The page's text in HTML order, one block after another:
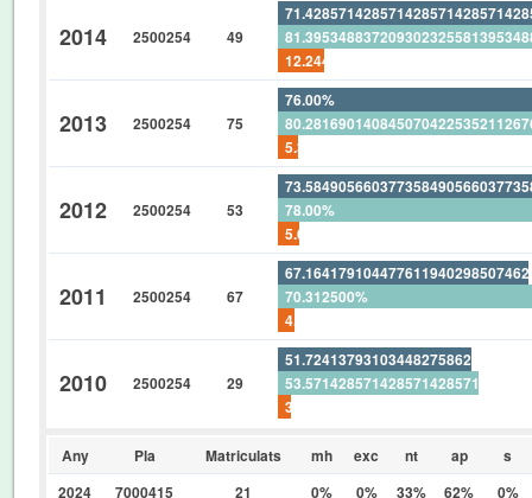
2014 2500254 49
2013 2500254 75
76.00%
2012 2500254 53
78.00%
2011 2500254 67
70.312500%
2010 2500254 29
Any Pla Matriculats mh exc nt ap
s
2024
7000415 21 0% 0% 33% 62% 0%